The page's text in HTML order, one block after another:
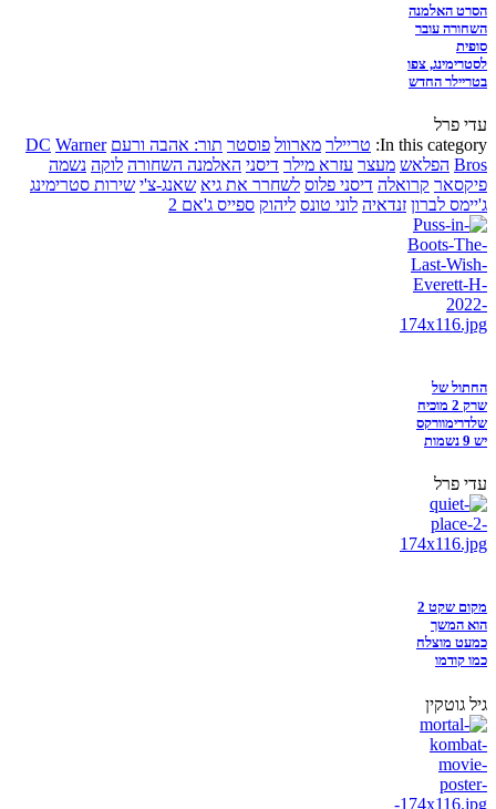
הסרט האלמנה
השחורה עובר
סופית
לסטרימינג, צפו
בטריילר החדש
עדי פרל
In this category: טריילר מארוול פוסטר תור: אהבה ורעם DC Warner
Bros הפלאש מעצר עזרא מילר דיסני האלמנה השחורה לוקה נשמה
פיקסאר קרואלה דיסני פלוס לשחרר את גיא שאנג-צ'י שירות סטרימינג
ג'יימס לברון זנדאיה לוני טונס ליהוק ספייס ג'אם 2
החתול של
שרק 2 מוכיח
שלדרימוורקס
יש 9 נשמות
עדי פרל
מקום שקט 2
הוא המשך
כמעט מוצלח
כמו קודמו
גיל גוטקין